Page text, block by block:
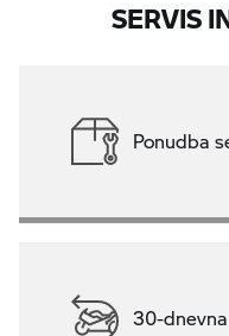
SERVIS
Ponudba
30-